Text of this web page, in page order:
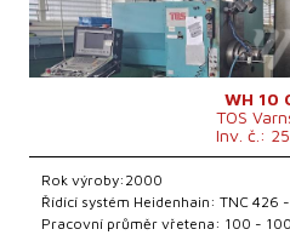
WH 10
TOS
Inv. č.:
Rok výroby:2000
Řídící systém Heidenhain: TNC 426
Pracovní průměr vřetena: 100 -